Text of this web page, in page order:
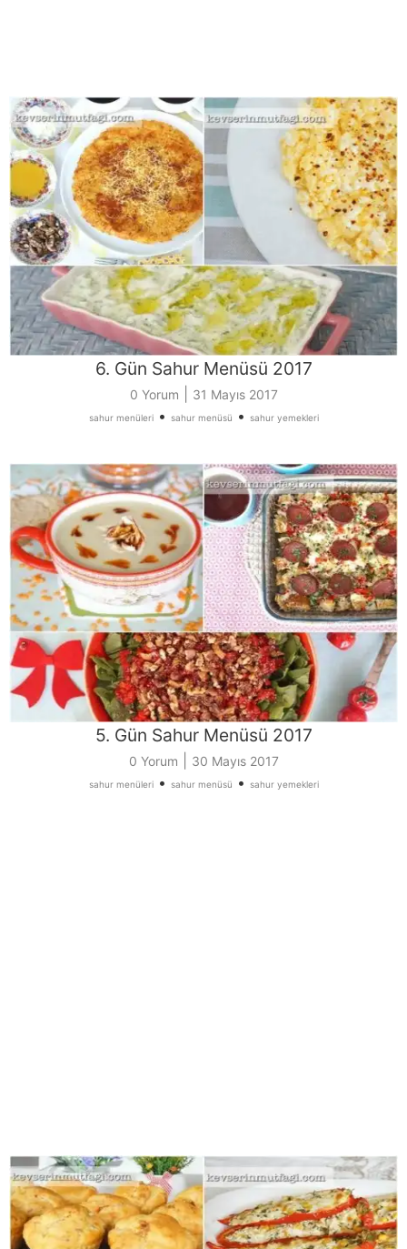
6. Gün Sahur Menüsü 2017
0 Yorum 31 Mayıs 2017
sahur menüleri• sahur menüsü • sahur yemekleri
5. Gün Sahur Menüsü 2017
0 Yorum 30 Mayıs 2017
sahur menüleri• sahur menüsü • sahur yemekleri